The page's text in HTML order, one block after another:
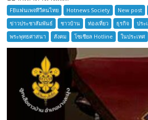
เล่า
ตำนาน
เมือง
โบราณ
สมุทรปราการ
FBแฟนเพจทีวีคนไทย Hotnews Society New post
ข่าวประชาสัมพันธ์
ชาวบ้าน ท่องเที่ยว ธุรกิจ
ปร
พระพุทธศาสนา
สังคม โซเซียล Hotline ในประเทศ